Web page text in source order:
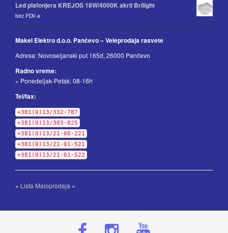
Led plafonjera KREJOS 18W/4000K akril Brilight
bez PDV-a
Makel Elektro d.o.o. Pančevo – Veleprodaja rasvete
Adresa: Novoseljanski put 165d, 26000 Pančevo
Radno vreme:
» Ponedeljak-Petak: 08-16h
Tel/fax:
+381(0)13/332-787
+381(0)13/303-025
+381(0)13/21-00-221
+381(0)13/21-01-521
+381(0)13/21-01-522
» Lista Maloprodaja «